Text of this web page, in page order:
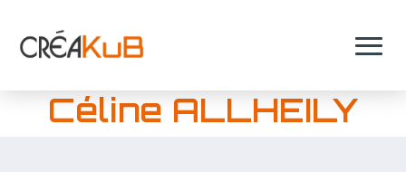
Céline ALLHEILY